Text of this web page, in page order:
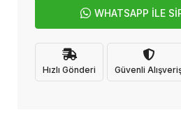
WHATSAPP İLE
Hızlı Gönderi Güvenli